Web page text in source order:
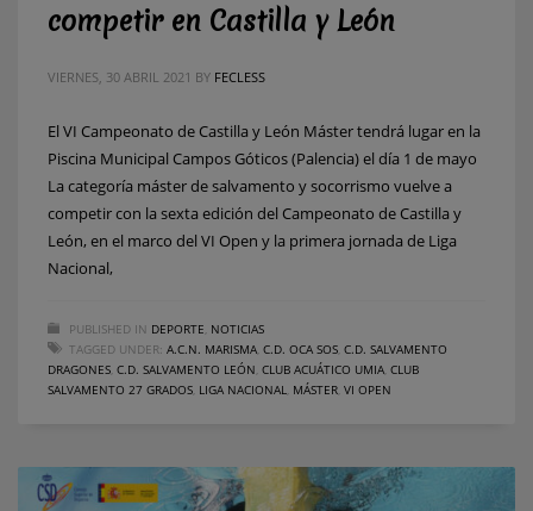
competir en Castilla y León
VIERNES, 30 ABRIL 2021 BY FECLESS
El VI Campeonato de Castilla y León Máster tendrá lugar en la
Piscina Municipal Campos Góticos (Palencia) el día 1 de mayo
La categoría máster de salvamento y socorrismo vuelve a
competir con la sexta edición del Campeonato de Castilla y
León, en el marco del VI Open y la primera jornada de Liga
Nacional,
PUBLISHED IN DEPORTE NOTICIAS
TAGGED UNDER: A.C.N. MARISMA C.D. OCA SOS C.D. SALVAMENTO
DRAGONES C.D. SALVAMENTO LEÓN CLUB ACUÁTICO UMIA CLUB
SALVAMENTO 27 GRADOS LIGA NACIONAL MÁSTER VI OPEN